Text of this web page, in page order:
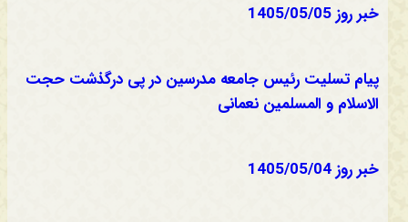
خبر روز 1405/05/05
پیام تسلیت رئیس جامعه مدرسین در پی درگذشت حجت
الاسلام و المسلمین نعمانی
خبر روز 1405/05/04